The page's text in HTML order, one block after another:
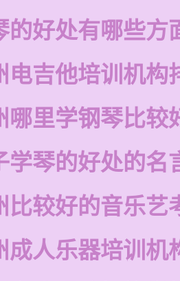
的好处有哪些方
电吉他培训机构
哪里学钢琴比较
学琴的好处的名
比较好的音乐艺
成人乐器培训机